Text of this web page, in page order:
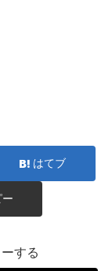
はてブ
ー
する